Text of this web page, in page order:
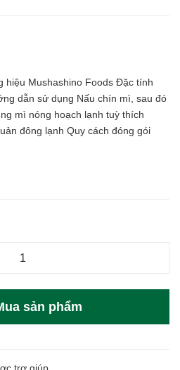
hiệu Mushashino Foods Đặc tính
dẫn sử dụng Nấu chín mì, sau đó
mì nóng hoạch lạnh tuỳ thích
đông lạnh Quy cách đóng gói
sản phẩm